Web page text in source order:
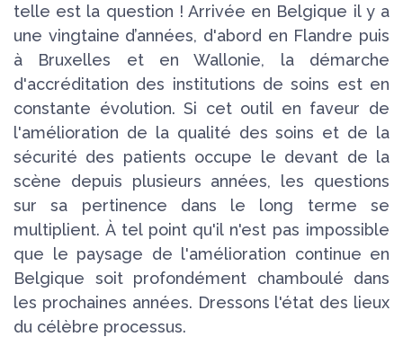
telle est la question ! Arrivée en Belgique il y a
une vingtaine d’années, d'abord en Flandre puis
à Bruxelles et en Wallonie, la démarche
d'accréditation des institutions de soins est en
constante évolution. Si cet outil en faveur de
l'amélioration de la qualité des soins et de la
sécurité des patients occupe le devant de la
scène depuis plusieurs années, les questions
sur sa pertinence dans le long terme se
multiplient. À tel point qu'il n'est pas impossible
que le paysage de l'amélioration continue en
Belgique soit profondément chamboulé dans
les prochaines années. Dressons l'état des lieux
du célèbre processus.